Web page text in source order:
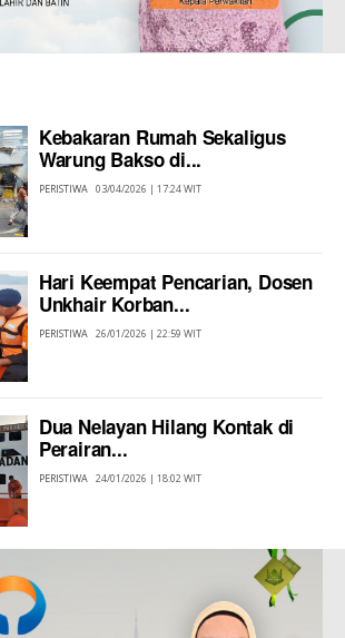
Kebakaran Rumah Sekaligus
Warung Bakso di...
PERISTIWA 03/04/2026 | 17:24 WIT
Hari Keempat Pencarian, Dosen
Unkhair Korban...
PERISTIWA 26/01/2026 | 22:59 WIT
Dua Nelayan Hilang Kontak di
Perairan...
PERISTIWA 24/01/2026 | 18:02 WIT